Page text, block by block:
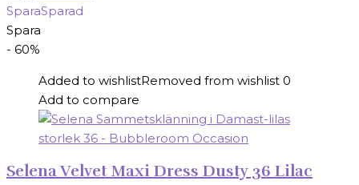
SparaSparad
Spara
- 60%
Added to wishlistRemoved from wishlist 0
Add to compare
Selena Velvet Maxi Dress Dusty 36 Lilac